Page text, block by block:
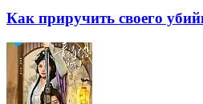
Как приручить своего